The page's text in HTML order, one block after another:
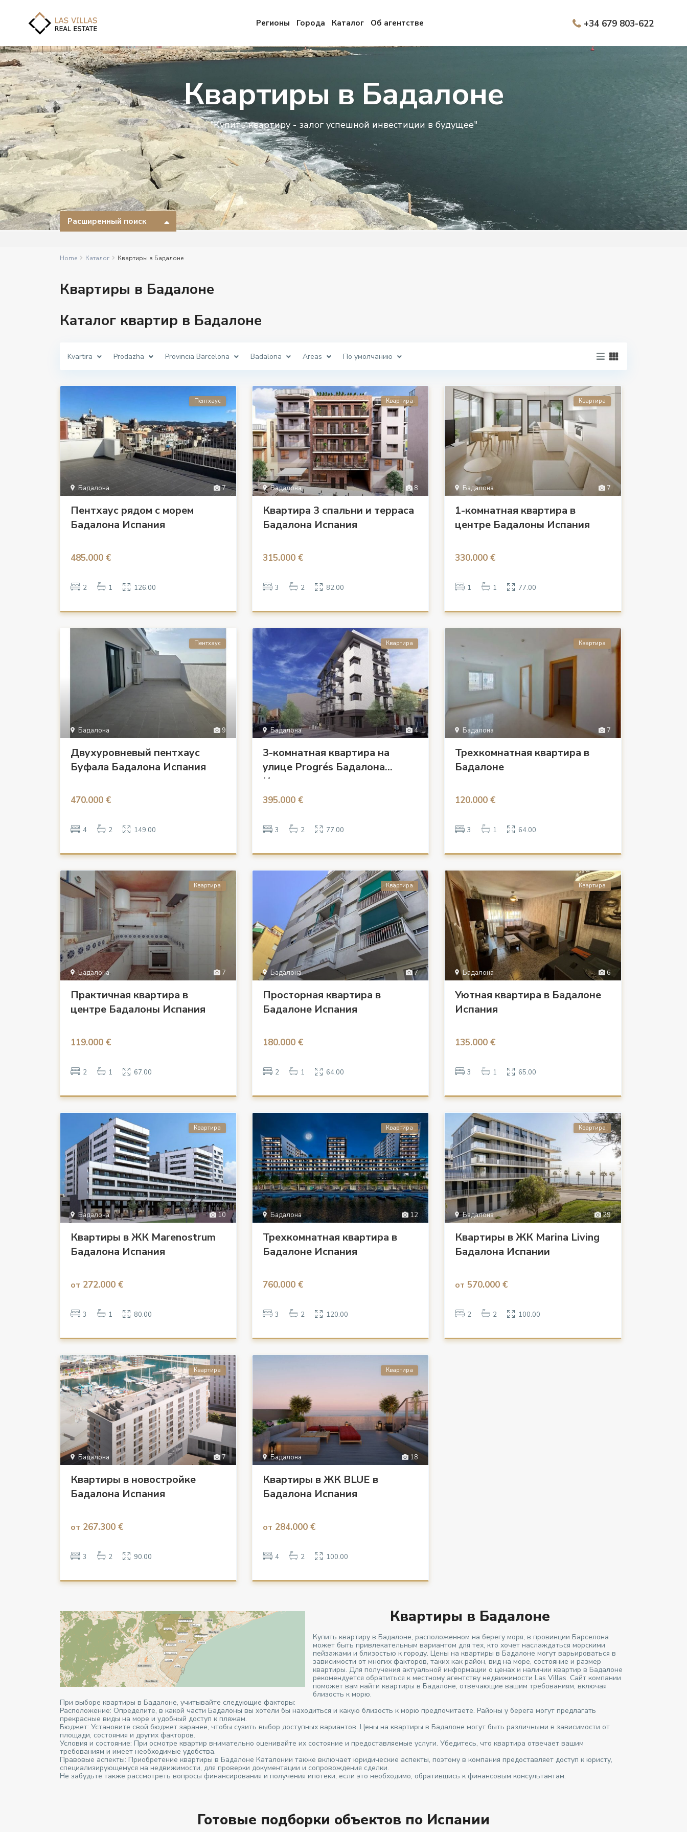
Регионы Города Каталог Об агентстве +34 679 803-622
Квартиры в Бадалоне
"Купить квартиру - залог успешной инвестиции в будущее"
Расширенный поиск
Home Каталог Квартиры в Бадалоне
Квартиры в Бадалоне
Каталог квартир в Бадалоне
Kvartira Prodazha Provincia Barcelona Badalona Areas По умолчанию
7
Бадалона
Пентхаус
Пентхаус рядом с морем
Бадалона Испания
485.000 €
2 1 126.00
8
Бадалона
Квартира
Квартира 3 спальни и терраса
Бадалона Испания
315.000 €
3 2 82.00
7
Бадалона
Квартира
1-комнатная квартира в
центре Бадалоны Испания
330.000 €
1 1 77.00
9
Бадалона
Пентхаус
Двухуровневый пентхаус
Буфала Бадалона Испания
470.000 €
4 2 149.00
4
Бадалона
Квартира
3-комнатная квартира на
улице Progrés Бадалона
Испания
395.000 €
3 2 77.00
7
Бадалона
Квартира
Трехкомнатная квартира в
Бадалоне
120.000 €
3 1 64.00
7
Бадалона
Квартира
Практичная квартира в
центре Бадалоны Испания
119.000 €
2 1 67.00
7
Бадалона
Квартира
Просторная квартира в
Бадалоне Испания
180.000 €
2 1 64.00
6
Бадалона
Квартира
Уютная квартира в Бадалоне
Испания
135.000 €
3 1 65.00
10
Бадалона
Квартира
Квартиры в ЖК Marenostrum
Бадалона Испания
от 272.000 €
3 1 80.00
12
Бадалона
Квартира
Трехкомнатная квартира в
Бадалоне Испания
760.000 €
3 2 120.00
29
Бадалона
Квартира
Квартиры в ЖК Marina Living
Бадалона Испании
от 570.000 €
2 2 100.00
7
Бадалона
Квартира
Квартиры в новостройке
Бадалона Испания
от 267.300 €
3 2 90.00
18
Бадалона
Квартира
Квартиры в ЖК BLUE в
Бадалона Испания
от 284.000 €
4 2 100.00
Квартиры в Бадалоне
Купить квартиру в Бадалоне, расположенном на берегу моря, в провинции Барселона
может быть привлекательным вариантом для тех, кто хочет наслаждаться морскими
пейзажами и близостью к городу. Цены на квартиры в Бадалоне могут варьироваться в
зависимости от многих факторов, таких как район, вид на море, состояние и размер
квартиры. Для получения актуальной информации о ценах и наличии квартир в Бадалоне
рекомендуется обратиться к местному агентству недвижимости Las Villas. Сайт компании
поможет вам найти квартиры в Бадалоне, отвечающие вашим требованиям, включая
близость к морю.
При выборе квартиры в Бадалоне, учитывайте следующие факторы:
Расположение: Определите, в какой части Бадалоны вы хотели бы находиться и какую близость к морю предпочитаете. Районы у берега могут предлагать
прекрасные виды на море и удобный доступ к пляжам.
Бюджет: Установите свой бюджет заранее, чтобы сузить выбор доступных вариантов. Цены на квартиры в Бадалоне могут быть различными в зависимости от
площади, состояния и других факторов.
Условия и состояние: При осмотре квартир внимательно оценивайте их состояние и предоставляемые услуги. Убедитесь, что квартира отвечает вашим
требованиям и имеет необходимые удобства.
Правовые аспекты: Приобретение квартиры в Бадалоне Каталонии также включает юридические аспекты, поэтому в компания предоставляет доступ к юристу,
специализирующемуся на недвижимости, для проверки документации и сопровождения сделки.
Не забудьте также рассмотреть вопросы финансирования и получения ипотеки, если это необходимо, обратившись к финансовым консультантам.
Готовые подборки объектов по Испании